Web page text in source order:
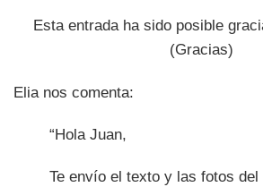
Esta entrada ha sido posible
(Gracias)
Elia nos comenta:
“Hola Juan,
Te envío el texto y las fotos del